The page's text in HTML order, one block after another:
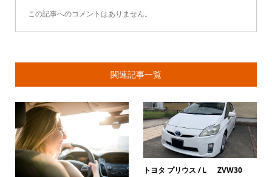
この記事へのコメントはありません。
関連記事一覧
トヨタ プリウス /Ｌ ZVW30